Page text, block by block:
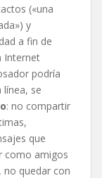
(«una
y
a fin de
Internet
podría
línea, se
: no compartir
que
como amigos
no quedar con